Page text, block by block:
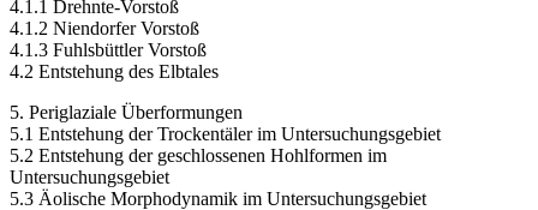
4.1.1 Drehnte-Vorstoß
4.1.2 Niendorfer Vorstoß
4.1.3 Fuhlsbüttler Vorstoß
4.2 Entstehung des Elbtales
5. Periglaziale Überformungen
5.1 Entstehung der Trockentäler im Untersuchungsgebiet
5.2 Entstehung der geschlossenen Hohlformen im
Untersuchungsgebiet
5.3 Äolische Morphodynamik im Untersuchungsgebiet